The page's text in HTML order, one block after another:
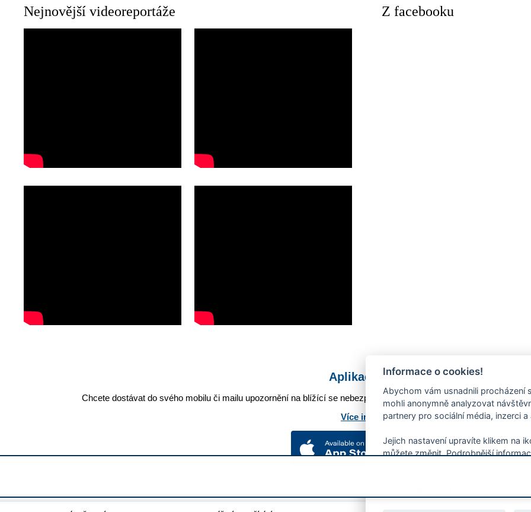
Nejnovější videoreportáže Z facebooku
Aplikace Mobilní rozhlas
Chcete dostávat do svého mobilu či mailu upozornění na blížící se nebezpečí, odstávky, poruchy a výpadky
Více informací o aplikaci
Informace o cookies!
Abychom vám usnadnili procházení
mohli anonymně analyzovat
partnery pro sociální média, inzerci a
Jejich nastavení upravíte klikem na
můžete změnit. Podrobnější